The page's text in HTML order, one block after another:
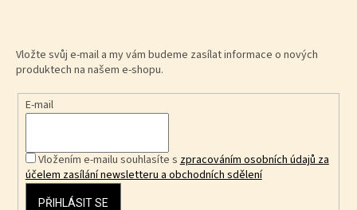
Vložte svůj e-mail a my vám budeme zasílat informace o nových
produktech na našem e-shopu.
E-mail
Vložením e-mailu souhlasíte s zpracováním osobních údajů za
účelem zasílání newsletteru a obchodních sdělení
PŘIHLÁSIT SE